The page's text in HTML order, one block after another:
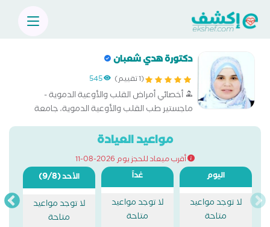
دكتورة هدي شعبان
(1 تقييم) 545
أخصائي أمراض القلب والأوعية الدموية -
ماجستير طب القلب والأوعية الدموية، جامعة
الأزهر
مواعيد العيادة
أقرب ميعاد للحجز يوم 2026-08-11
اليوم
لا توجد مواعيد
متاحة
غداً
لا توجد مواعيد
متاحة
الأحد(9/8)
لا توجد مواعيد
متاحة